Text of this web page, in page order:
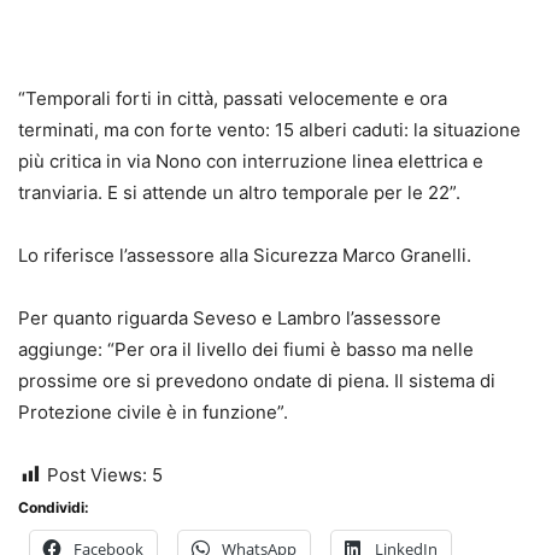
“Temporali forti in città, passati velocemente e ora
terminati, ma con forte vento: 15 alberi caduti: la situazione
più critica in via Nono con interruzione linea elettrica e
tranviaria. E si attende un altro temporale per le 22”.
Lo riferisce l’assessore alla Sicurezza Marco Granelli.
Per quanto riguarda Seveso e Lambro l’assessore
aggiunge: “Per ora il livello dei fiumi è basso ma nelle
prossime ore si prevedono ondate di piena. Il sistema di
Protezione civile è in funzione”.
Post Views: 5
Condividi:
Facebook WhatsApp LinkedIn